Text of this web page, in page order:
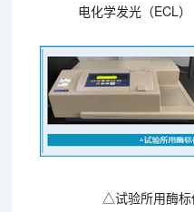
电化学发光（ECL）
△试验所用酶标